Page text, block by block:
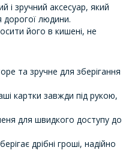
і зручний аксесуар, який
людини.
його в кишені, не
та зручне для зберігання
картки завжди під рукою,
для швидкого доступу до
дрібні гроші, надійно